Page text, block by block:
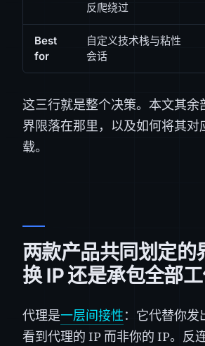
反爬绕过
Best
for
自定义技术栈与粘性
会话
这三行就是整个决策。本文其余
界限落在那里，以及如何将其对
载。
两款产品共同划定的
换 IP 还是承包全部
代理是一层间接性：它代替你
看到代理的 IP 而非你的 IP。反